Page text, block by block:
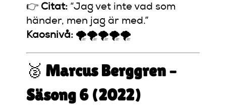
👉 Citat: “Jag vet inte vad som
händer, men jag är med.”
Kaosnivå: 🌪️🌪️🌪️🌪️🌪️
🥈 Marcus Berggren –
Säsong 6 (2022)